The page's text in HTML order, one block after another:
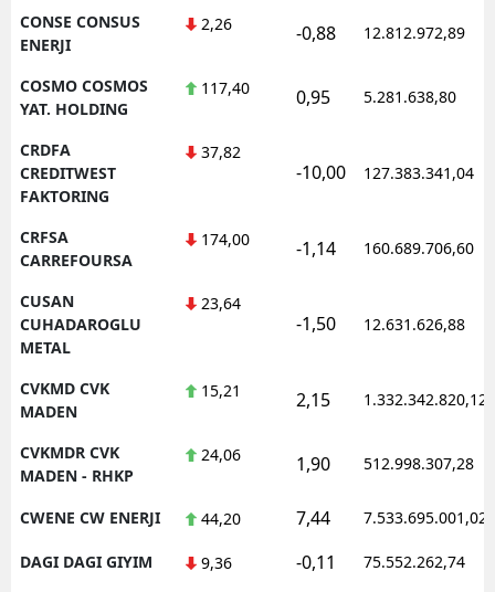
CONSE CONSUS
ENERJI
2,26 -0,88 12.812.972,89
COSMO COSMOS
YAT. HOLDING
117,40 0,95 5.281.638,80
CRDFA
CREDITWEST
FAKTORING
37,82
-10,00 127.383.341,04
CRFSA
CARREFOURSA
174,00 -1,14 160.689.706,60
CUSAN
CUHADAROGLU
METAL
23,64
-1,50 12.631.626,88
CVKMD CVK
MADEN
15,21 2,15 1.332.342.820,12
CVKMDR CVK
MADEN - RHKP
24,06 1,90 512.998.307,28
CWENE CW ENERJI 44,20 7,44 7.533.695.001,02
DAGI DAGI GIYIM 9,36 -0,11 75.552.262,74